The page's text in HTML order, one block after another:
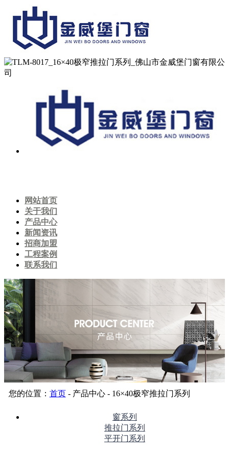
网站首页
关于我们
产品中心
新闻资讯
招商加盟
工程案例
联系我们
您的位置： 首页- 产品中心 - 16×40极窄推拉门系列
窗系列
推拉门系列
平开门系列